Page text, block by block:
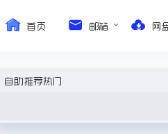
首页 邮箱 网
自助推荐热门